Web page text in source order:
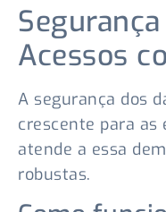
Acessos
A segurança dos
crescente para as
atende a essa
robustas.